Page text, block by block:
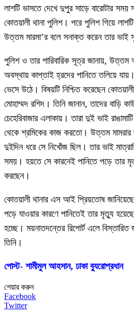
লাশটি ভাসতে দেখে দুপুর সাড়ে বারোটার সময়
কোতয়ালী থানা পুলিশ। পরে পুলিশ গিয়ে
উত্তম মারমা’র বলে সনাক্ত করেন তার ভাই
পুলিশ ও তার পারিবারিক সূত্র জানায়, উত্তম
অবস্থায় কাপ্তাই হ্রদের পানিতে তলিয়ে
ভেসে উঠে। বিষয়টি নিশ্চিত করেছেন
মোহাম্মদ রশিদ। তিনি জানান, তাদের বাড়ি
চেহেরিবাজার এলাকায়। তারা দুই ভাই
থেকে শ্রমিকের কাজ করতো। উত্তম মামরার
দুইদিন ধরে সে নিখোঁজ ছিল। তার ভাই
সময়। হয়তে সে কারনেই পানিতে পড়ে তার
করছেন।
কোতয়ালী থানার এস আই প্রিয়তোষ
পড়ে যাওয়ার কারণে পানিতেই তার মৃত্যু
হচ্ছে। ময়নাতদন্তের রিপোর্ট এলে বিস্তারিত
তিনি।
পোস্ট- শামীমুল আহসান, ঢাকা ব্যুরোপ্রধান
শেয়ার করুন
Facebook
Twitter